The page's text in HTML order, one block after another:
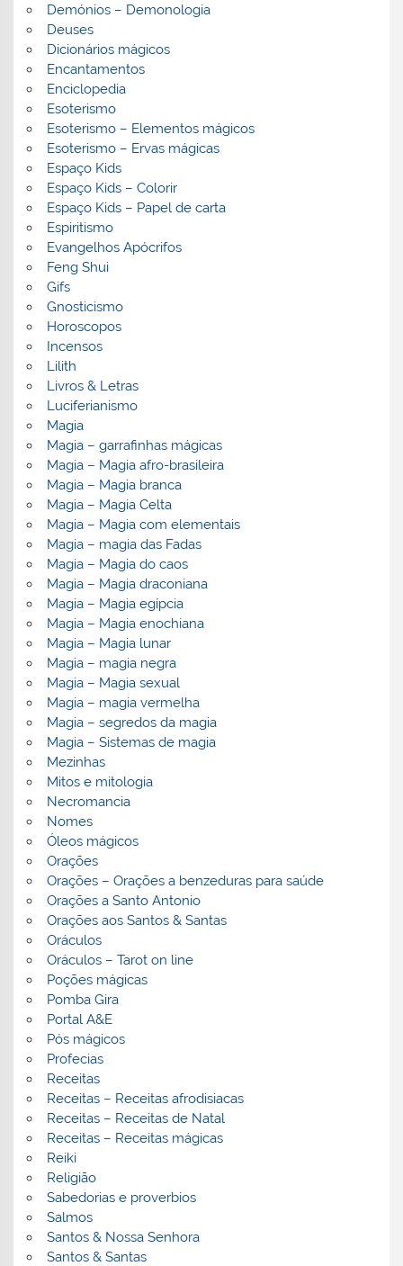
Demónios – Demonologia
Deuses
Dicionários mágicos
Encantamentos
Enciclopedia
Esoterismo
Esoterismo – Elementos mágicos
Esoterismo – Ervas mágicas
Espaço Kids
Espaço Kids – Colorir
Espaço Kids – Papel de carta
Espiritismo
Evangelhos Apócrifos
Feng Shui
Gifs
Gnosticismo
Horoscopos
Incensos
Lilith
Livros & Letras
Luciferianismo
Magia
Magia – garrafinhas mágicas
Magia – Magia afro-brasileira
Magia – Magia branca
Magia – Magia Celta
Magia – Magia com elementais
Magia – magia das Fadas
Magia – Magia do caos
Magia – Magia draconiana
Magia – Magia egípcia
Magia – Magia enochiana
Magia – Magia lunar
Magia – magia negra
Magia – Magia sexual
Magia – magia vermelha
Magia – segredos da magia
Magia – Sistemas de magia
Mezinhas
Mitos e mitologia
Necromancia
Nomes
Óleos mágicos
Orações
Orações – Orações a benzeduras para saúde
Orações a Santo Antonio
Orações aos Santos & Santas
Oráculos
Oráculos – Tarot on line
Poções mágicas
Pomba Gira
Portal A&E
Pós mágicos
Profecias
Receitas
Receitas – Receitas afrodisiacas
Receitas – Receitas de Natal
Receitas – Receitas mágicas
Reiki
Religião
Sabedorias e proverbios
Salmos
Santos & Nossa Senhora
Santos & Santas